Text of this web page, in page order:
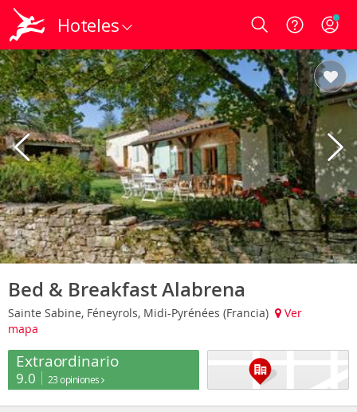
Hoteles Login
Bed & Breakfast Alabrena
Sainte Sabine, Féneyrols, Midi-Pyrénées (Francia)
Ver
mapa
Extraordinario
9.0 23 opiniones